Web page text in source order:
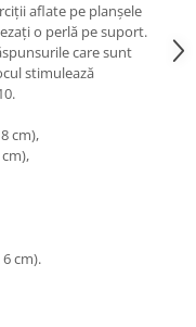
aflate pe planșele
o perlă pe suport.
care sunt
stimulează
cm),
cm).